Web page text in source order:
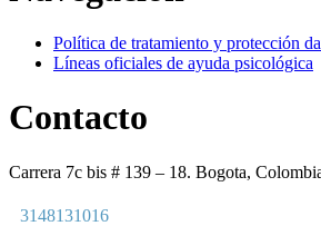
Política de tratamiento y protección
Líneas oficiales de ayuda psicológica
Contacto
Carrera 7c bis # 139 – 18. Bogota,
3148131016